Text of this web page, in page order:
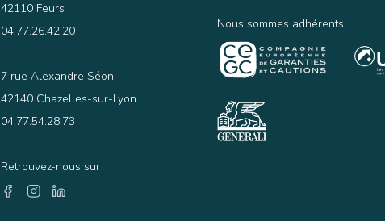
42110 Feurs
04.77.26.42.20
7 rue Alexandre Séon
42140 Chazelles-sur-Lyon
04.77.54.28.73
Retrouvez-nous sur
Nous sommes adhérents